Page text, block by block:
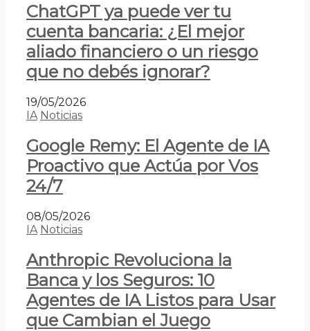
ChatGPT ya puede ver tu
cuenta bancaria: ¿El mejor
aliado financiero o un riesgo
que no debés ignorar?
19/05/2026
IA Noticias
Google Remy: El Agente de IA
Proactivo que Actúa por Vos
24/7
08/05/2026
IA Noticias
Anthropic Revoluciona la
Banca y los Seguros: 10
Agentes de IA Listos para Usar
que Cambian el Juego